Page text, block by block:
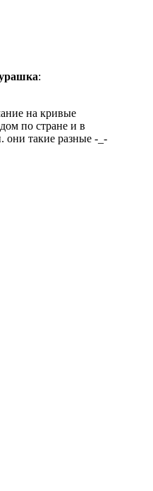
:
на кривые
по стране и в
они такие разные -_-